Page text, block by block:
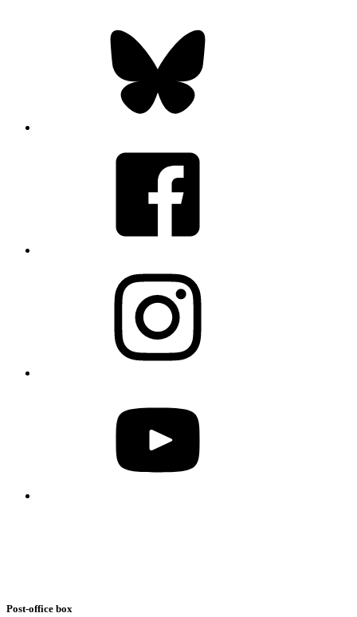
Post-office box